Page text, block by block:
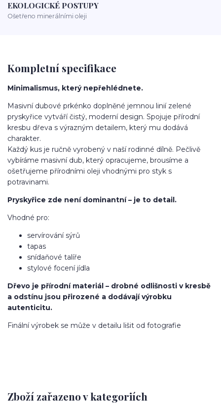
EKOLOGICKÉ POSTUPY
Ošetřeno minerálními oleji
Kompletní specifikace
Minimalismus, který nepřehlédnete.
Masivní dubové prkénko doplněné jemnou linií zelené
pryskyřice vytváří čistý, moderní design. Spojuje přírodní
kresbu dřeva s výrazným detailem, který mu dodává
charakter.
Každý kus je ručně vyrobený v naší rodinné dílně. Pečlivě
vybíráme masivní dub, který opracujeme, brousíme a
ošetřujeme přírodními oleji vhodnými pro styk s
potravinami.
Pryskyřice zde není dominantní – je to detail.
Vhodné pro:
servírování sýrů
tapas
snídaňové talíře
stylové focení jídla
Dřevo je přírodní materiál – drobné odlišnosti v kresbě
a odstínu jsou přirozené a dodávají výrobku
autenticitu.
Finální výrobek se může v detailu lišit od fotografie
Zboží zařazeno v kategoriích